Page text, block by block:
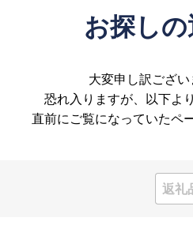
お探し
大変申し訳ござ
恐れ入りますが、以下よ
直前にご覧になっていたペ